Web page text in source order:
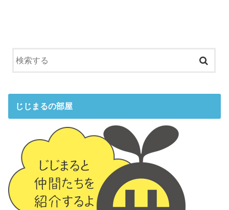
じじまるの部屋